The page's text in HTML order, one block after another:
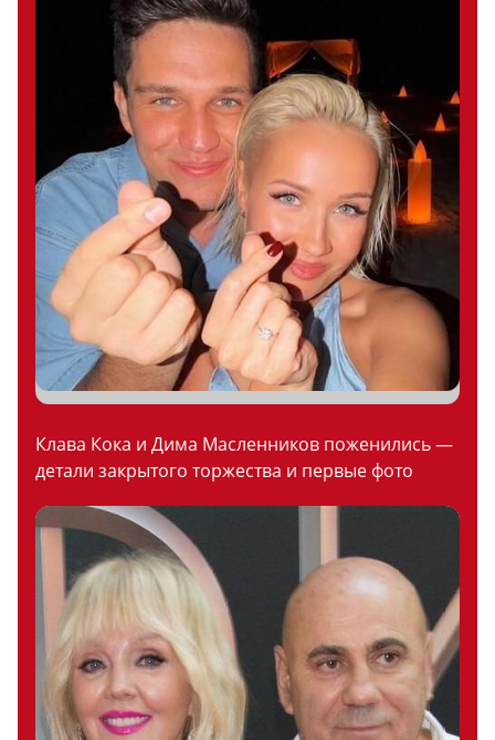
Клава Кока и Дима Масленников поженились —
детали закрытого торжества и первые фото